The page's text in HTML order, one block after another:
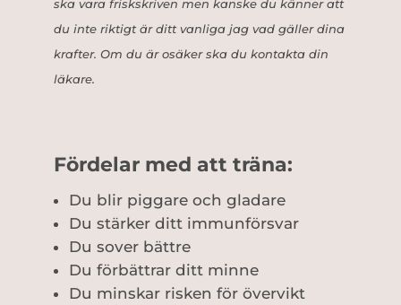
ska vara friskskriven men kanske du känner att
du inte riktigt är ditt vanliga jag vad gäller dina
krafter. Om du är osäker ska du kontakta din
läkare.
Fördelar med att träna:
Du blir piggare och gladare
Du stärker ditt immunförsvar
Du sover bättre
Du förbättrar ditt minne
Du minskar risken för övervikt